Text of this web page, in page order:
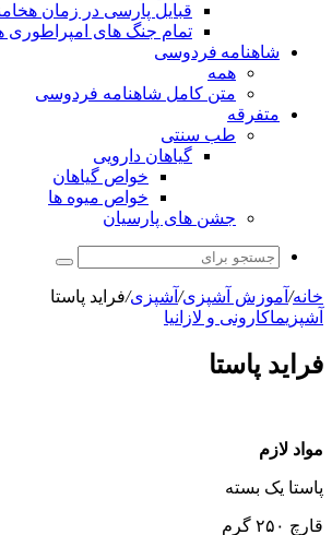
قبایل پارسی در زمان
تمام جنگ های امپراطوری
شاهنامه فردوسی
همه
متن کامل شاهنامه فردوسی
متفرقه
طب سنتی
گیاهان دارویی
خواص گیاهان
خواص میوه ها
جشن های پارسیان
جستجو
برای
خانه/ آموزش آشپزی/ آشپزی/فراید پاستا
آشپزیماکارونی و لازانیا
فراید پاستا
مواد لازم
پاستا یک بسته
قارچ ۲۵۰ گرم